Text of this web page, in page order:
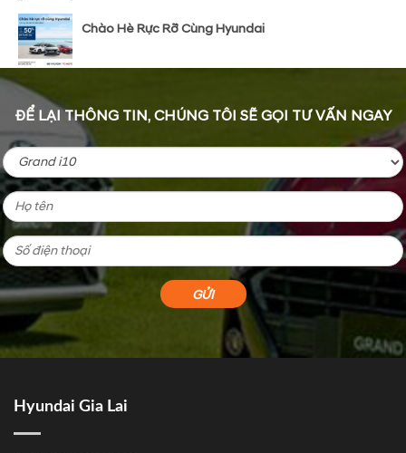
Chào Hè Rực Rỡ Cùng Hyundai
ĐỂ LẠI THÔNG TIN, CHÚNG TÔI SẼ GỌI TƯ VẤN NGAY
Hyundai Gia Lai